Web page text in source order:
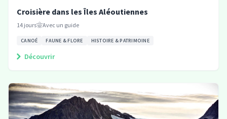
Croisière dans les Îles Aléoutiennes
14 jours Avec un guide
CANOÉ FAUNE & FLORE HISTOIRE & PATRIMOINE
Découvrir